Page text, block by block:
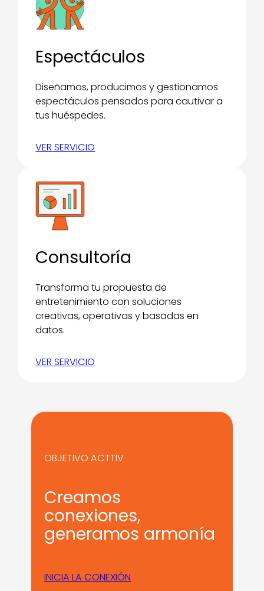
Espectáculos
Diseñamos, producimos y gestionamos
espectáculos pensados para cautivar a
tus huéspedes.
VER SERVICIO
Consultoría
Transforma tu propuesta de
entretenimiento con soluciones
creativas, operativas y basadas en
datos.
VER SERVICIO
OBJETIVO ACTTIV
Creamos
conexiones,
generamos armonía
INICIA LA CONEXIÓN